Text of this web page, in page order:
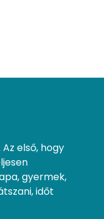
első, hogy
gyermek,
időt